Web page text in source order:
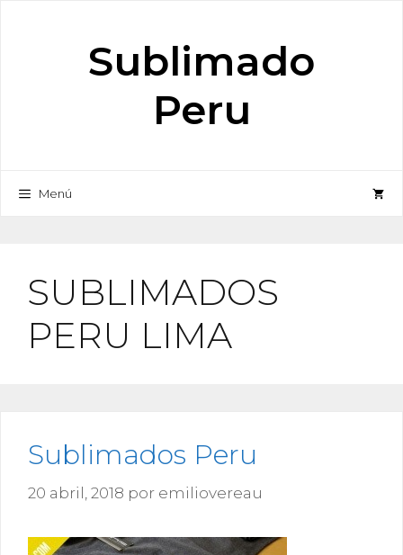
Sublimado
Peru
Menú
SUBLIMADOS
PERU LIMA
Sublimados Peru
20 abril, 2018 por emiliovereau